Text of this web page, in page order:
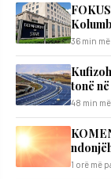
36 min
tonë
48 min
1 orë më